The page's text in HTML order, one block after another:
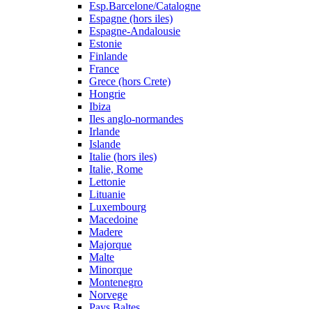
Esp.Barcelone/Catalogne
Espagne (hors iles)
Espagne-Andalousie
Estonie
Finlande
France
Grece (hors Crete)
Hongrie
Ibiza
Iles anglo-normandes
Irlande
Islande
Italie (hors iles)
Italie, Rome
Lettonie
Lituanie
Luxembourg
Macedoine
Madere
Majorque
Malte
Minorque
Montenegro
Norvege